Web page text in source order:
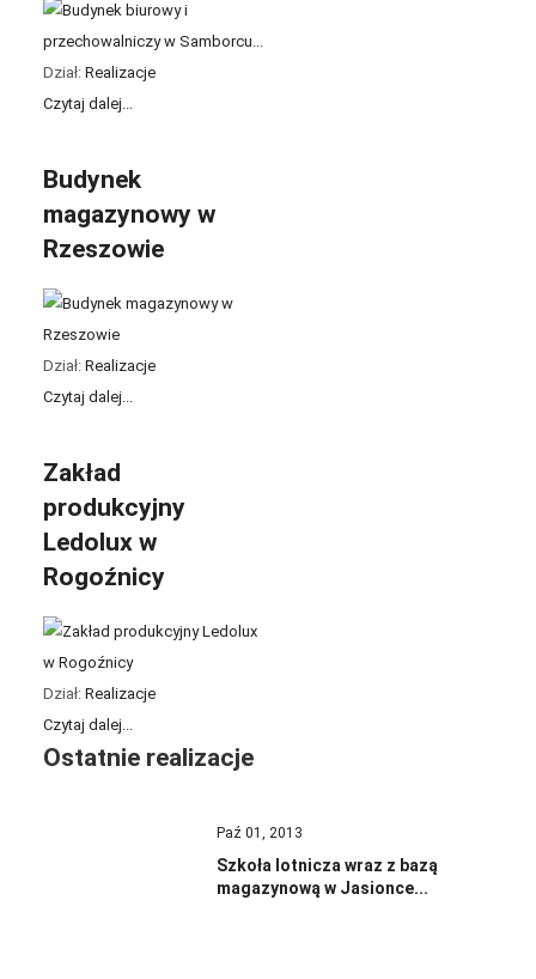
Dział: Realizacje
Czytaj dalej...
Budynek
magazynowy w
Rzeszowie
Dział: Realizacje
Czytaj dalej...
Zakład
produkcyjny
Ledolux w
Rogoźnicy
Dział: Realizacje
Czytaj dalej...
Ostatnie realizacje
Paź 01, 2013
Szkoła lotnicza wraz z bazą
magazynową w Jasionce...